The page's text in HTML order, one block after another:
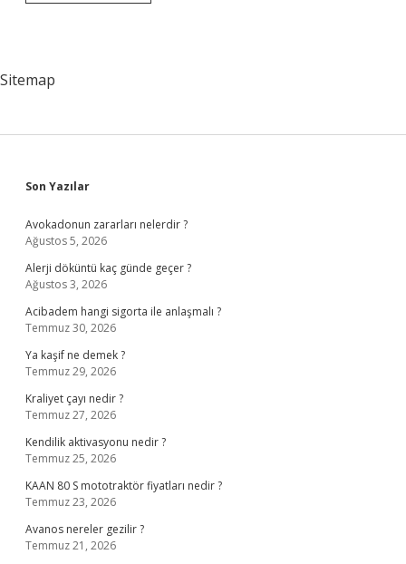
Sitemap
Sidebar
Son Yazılar
Avokadonun zararları nelerdir ?
Ağustos 5, 2026
Alerji döküntü kaç günde geçer ?
Ağustos 3, 2026
Acibadem hangi sigorta ile anlaşmalı ?
Temmuz 30, 2026
Ya kaşif ne demek ?
Temmuz 29, 2026
Kraliyet çayı nedir ?
Temmuz 27, 2026
Kendilik aktivasyonu nedir ?
Temmuz 25, 2026
KAAN 80 S mototraktör fiyatları nedir ?
Temmuz 23, 2026
Avanos nereler gezilir ?
Temmuz 21, 2026